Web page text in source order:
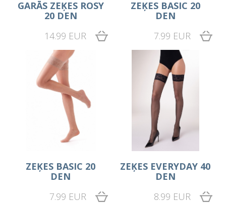
GARĀS ZEĶES ROSY
20 DEN
14.99 EUR
ZEĶES BASIC 20
DEN
7.99 EUR
ZEĶES BASIC 20
DEN
7.99 EUR
ZEĶES EVERYDAY 40
DEN
8.99 EUR